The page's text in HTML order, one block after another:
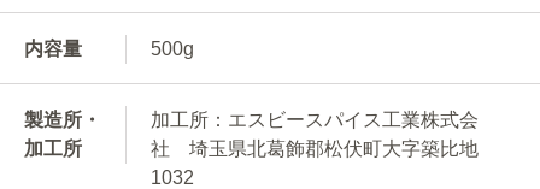
内容量 500g
製造所・
加工所
加工所：エスビースパイス工業株式会
社 埼玉県北葛飾郡松伏町大字築比地
1032